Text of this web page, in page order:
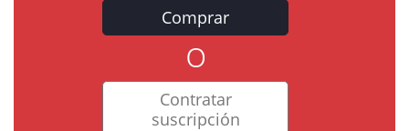
Comprar
o
Contratar
suscripción